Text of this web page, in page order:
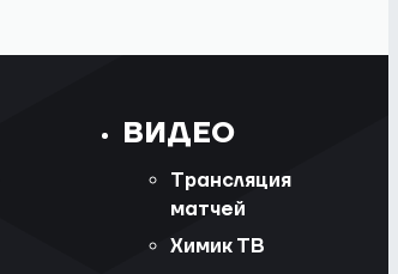
ВИДЕО
Трансляция
матчей
Химик ТВ